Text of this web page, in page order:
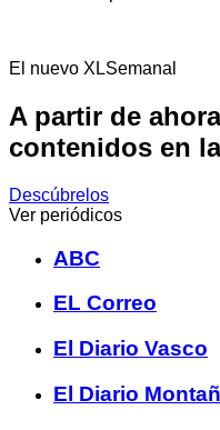
El nuevo XLSemanal
A partir de
contenidos en
Descúbrelos
Ver periódicos
ABC
EL Correo
El Diario Vasco
El Diario